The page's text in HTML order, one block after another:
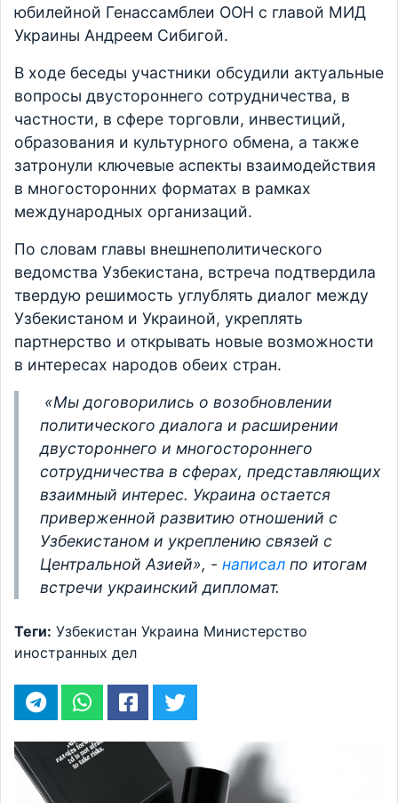
юбилейной Генассамблеи ООН с главой МИД
Украины Андреем Сибигой.
В ходе беседы участники обсудили актуальные
вопросы двустороннего сотрудничества, в
частности, в сфере торговли, инвестиций,
образования и культурного обмена, а также
затронули ключевые аспекты взаимодействия
в многосторонних форматах в рамках
международных организаций.
По словам главы внешнеполитического
ведомства Узбекистана, встреча подтвердила
твердую решимость углублять диалог между
Узбекистаном и Украиной, укреплять
партнерство и открывать новые возможности
в интересах народов обеих стран.
«Мы договорились о возобновлении
политического диалога и расширении
двустороннего и многостороннего
сотрудничества в сферах, представляющих
взаимный интерес. Украина остается
приверженной развитию отношений с
Узбекистаном и укреплению связей с
Центральной Азией», - написал по итогам
встречи украинский дипломат.
Теги: Узбекистан Украина Министерство
иностранных дел